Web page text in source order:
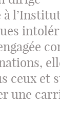
à
ceux et
une